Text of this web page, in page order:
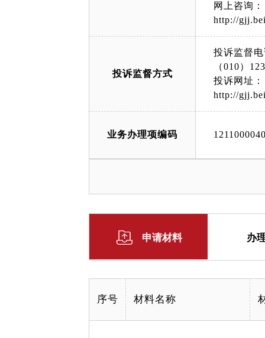
大厦西门
（政务服
顺义管理
面）；大
动产大厅
部：延庆
55/
网上咨询：
http://
投诉监督方式
投诉监督
（010）
投诉网址：
http://
业务办理项编码
申请材料 办
序号 材料名称